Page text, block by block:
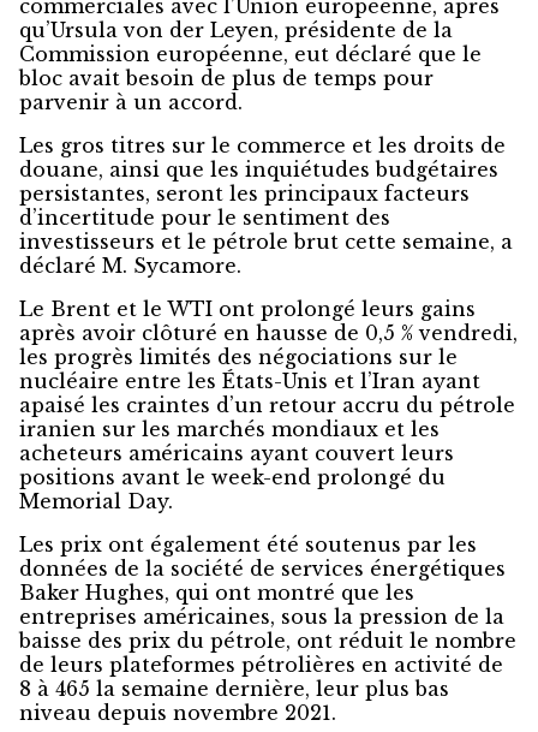
commerciales avec l’Union européenne, après
qu’Ursula von der Leyen, présidente de la
Commission européenne, eut déclaré que le
bloc avait besoin de plus de temps pour
parvenir à un accord.
Les gros titres sur le commerce et les droits de
douane, ainsi que les inquiétudes budgétaires
persistantes, seront les principaux facteurs
d’incertitude pour le sentiment des
investisseurs et le pétrole brut cette semaine, a
déclaré M. Sycamore.
Le Brent et le WTI ont prolongé leurs gains
après avoir clôturé en hausse de 0,5 % vendredi,
les progrès limités des négociations sur le
nucléaire entre les États-Unis et l’Iran ayant
apaisé les craintes d’un retour accru du pétrole
iranien sur les marchés mondiaux et les
acheteurs américains ayant couvert leurs
positions avant le week-end prolongé du
Memorial Day.
Les prix ont également été soutenus par les
données de la société de services énergétiques
Baker Hughes, qui ont montré que les
entreprises américaines, sous la pression de la
baisse des prix du pétrole, ont réduit le nombre
de leurs plateformes pétrolières en activité de
8 à 465 la semaine dernière, leur plus bas
niveau depuis novembre 2021.